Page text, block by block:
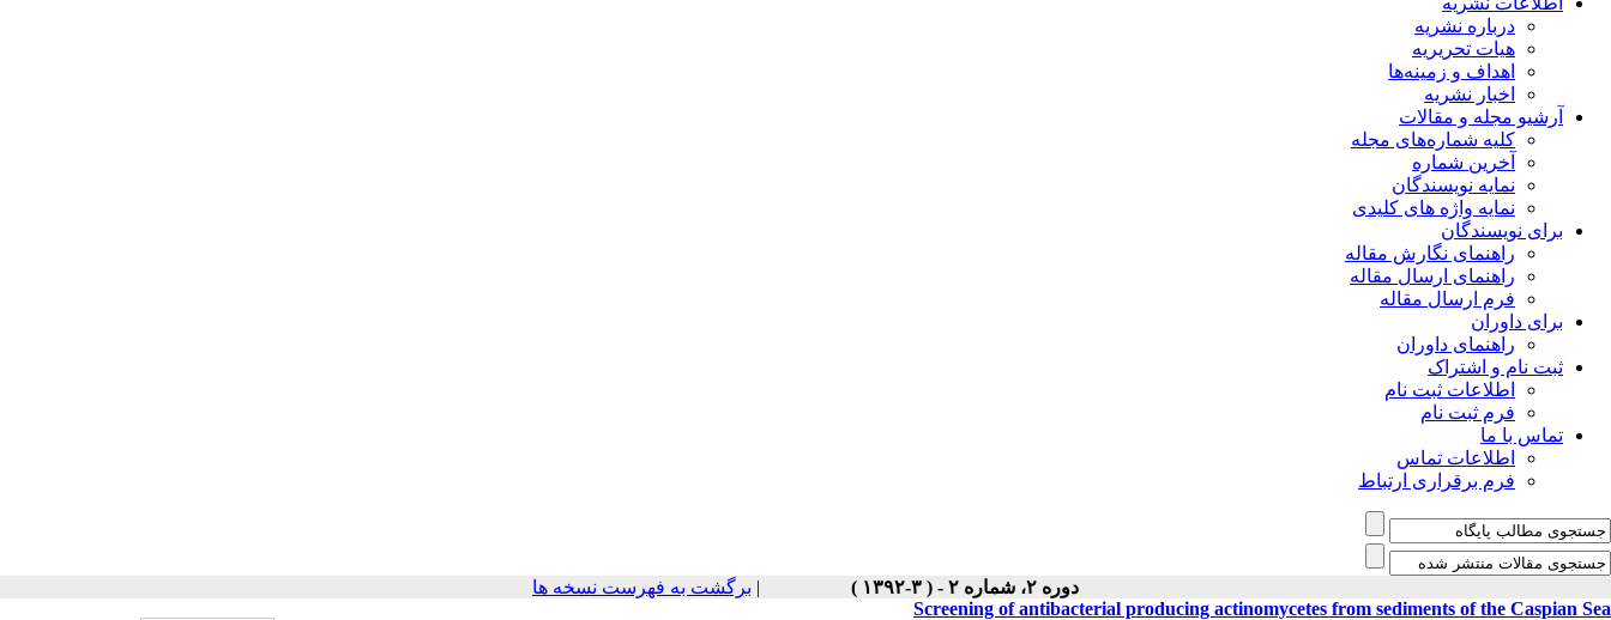
درباره نشریه
هیات تحریریه
اهداف و زمینه‌ها
اخبار نشریه
آرشیو مجله و مقالات
کلیه شماره‌های مجله
آخرین شماره
نمایه نویسندگان
نمایه واژه های کلیدی
برای نویسندگان
راهنمای نگارش مقاله
راهنمای ارسال مقاله
فرم ارسال مقاله
برای داوران
راهنمای داوران
ثبت نام و اشتراک
اطلاعات ثبت نام
فرم ثبت نام
تماس با ما
اطلاعات تماس
فرم برقراری ارتباط
دوره ۲، شماره ۲ - ( ۳-۱۳۹۲ ) | برگشت به فهرست نسخه ها
Screening of antibacterial producing actinomycetes from sediments of the Caspian Sea